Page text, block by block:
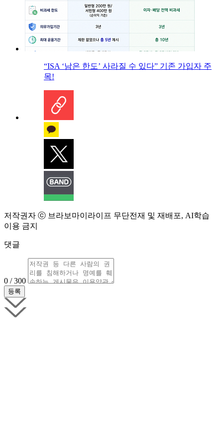
“ISA ‘남은 한도’ 사라질 수 있다” 기존 가입자 주
목!
저작권자 ⓒ 브라보마이라이프 무단전재 및 재배포, AI학습
이용 금지
댓글
0 / 300